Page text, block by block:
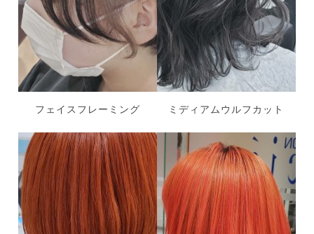
フェイスフレーミング ミディアムウルフカット